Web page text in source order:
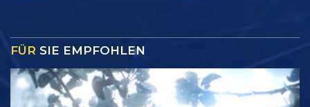
FÜR SIE EMPFOHLEN